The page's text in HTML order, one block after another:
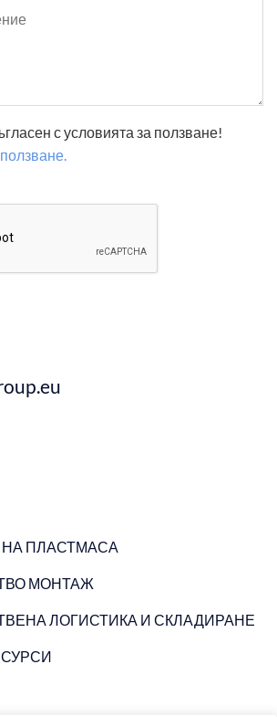
ПЛАСТМАСА
МОНТАЖ
ЛОГИСТИКА И СКЛАДИРАНЕ
с условията за ползване!